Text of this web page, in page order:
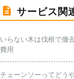
サービス関
いらない木は伐根で撤
費用
チェーンソーってどう